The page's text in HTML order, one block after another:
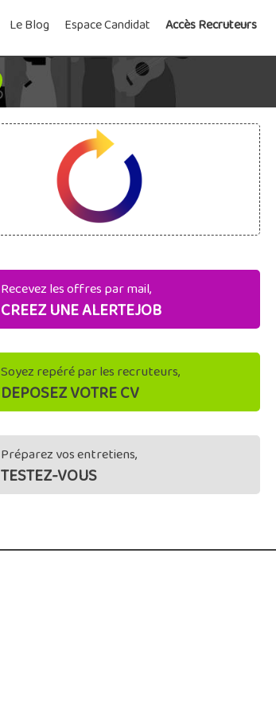
Le Blog Espace Candidat Accès Recruteurs
Recevez les offres par mail,
CREEZ UNE ALERTEJOB
Soyez repéré par les recruteurs,
DEPOSEZ VOTRE CV
Préparez vos entretiens,
TESTEZ-VOUS